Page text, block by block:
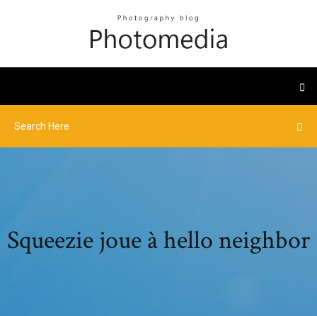
Squeezie joue à hello neighbor